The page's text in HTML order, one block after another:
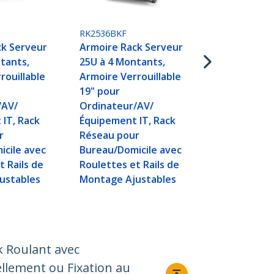
Serveur
Rack
avec
Rails de
RK2536BKF
Armoire Rack Serveur
25U à 4 Montants,
Armoire Verrouillable
19" pour
Ordinateur/AV/
Équipement IT, Rack
Réseau pour
Bureau/Domicile avec
Roulettes et Rails de
Montage Ajustables
Roulant avec
ou Fixation au